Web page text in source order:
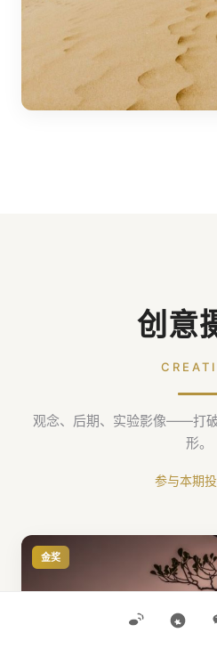
创意
观念、后期、实验影像——打
形。
参与本期
金奖